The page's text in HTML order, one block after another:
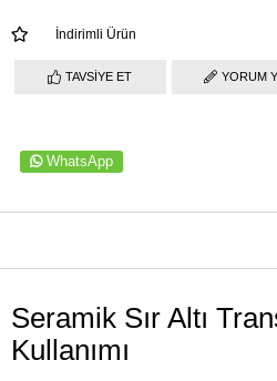
İndirimli Ürün
TAVSIYE ET YORUM
WhatsApp
Seramik Sır Altı
Kullanımı